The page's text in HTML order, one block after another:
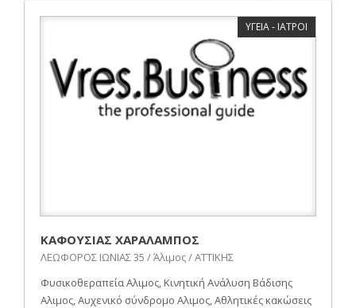
ΥΓΕΙΑ - ΙΑΤΡΟΙ
ΚΑΦΟΥΣΙΑΣ ΧΑΡΑΛΑΜΠΟΣ
ΛΕΩΦΟΡΟΣ ΙΩΝΙΑΣ 35 / Άλιμος / ΑΤΤΙΚΗΣ
Φυσικοθεραπεία Αλιμος, Κινητική Ανάλυση Βάδισης
Αλιμος, Αυχενικό σύνδρομο Αλιμος, Αθλητικές κακώσεις